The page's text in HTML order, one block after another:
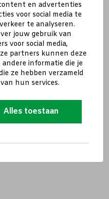
en advertenties
voor social media te
te analyseren.
jouw gebruik van
voor social media,
partners kunnen deze
informatie die je
ze hebben verzameld
hun services.
Alles toestaan